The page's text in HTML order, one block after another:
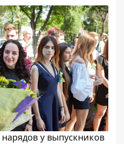
у выпускников